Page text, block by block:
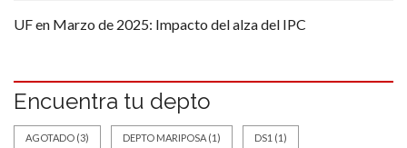
UF en Marzo de 2025: Impacto del alza del IPC
Encuentra tu depto
AGOTADO (3) DEPTO MARIPOSA (1) DS1 (1)